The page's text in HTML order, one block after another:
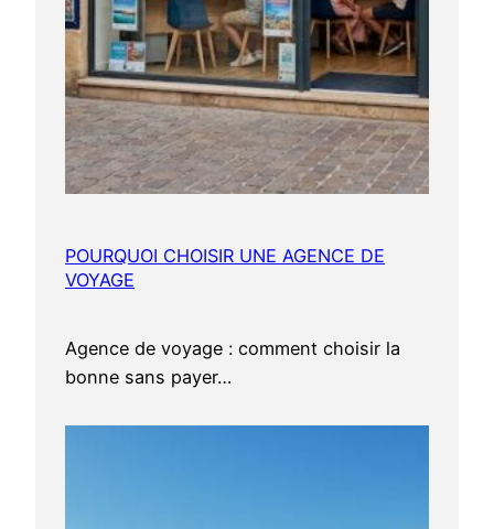
s
2
0
2
5
)
m
e
POURQUOI CHOISIR UNE AGENCE DE
VOYAGE
Agence de voyage : comment choisir la
bonne sans payer…